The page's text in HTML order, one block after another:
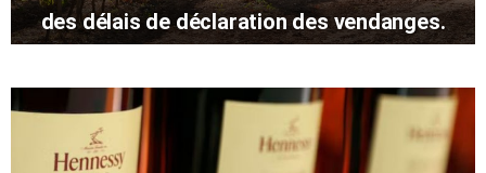
des délais de déclaration des vendanges.